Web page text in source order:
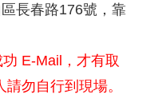
長春路176號，靠
E-Mail，才有取
勿自行到現場。